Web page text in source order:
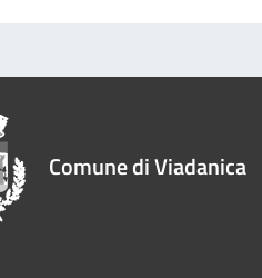
Comune di Viadanica